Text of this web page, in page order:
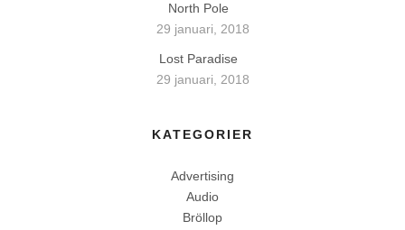
North Pole
29 januari, 2018
Lost Paradise
29 januari, 2018
KATEGORIER
Advertising
Audio
Bröllop